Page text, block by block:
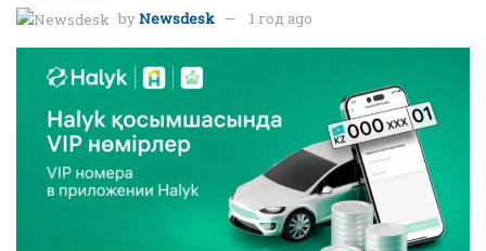
byNewsdesk 1 год ago